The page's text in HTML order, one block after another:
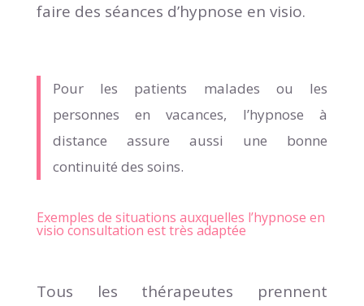
faire des séances d’hypnose en visio.
Pour les patients malades ou les
personnes en vacances, l’hypnose à
distance assure aussi une bonne
continuité des soins.
Exemples de situations auxquelles l’hypnose en
visio consultation est très adaptée
Tous les thérapeutes prennent